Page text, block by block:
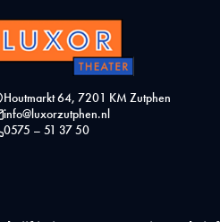
Houtmarkt 64, 7201 KM Zutphen
info@luxorzutphen.nl
0575 – 51 37 50